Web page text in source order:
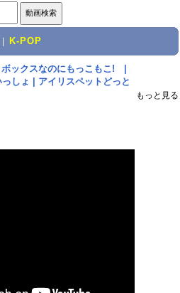
K-POP
ックスなのにもっこもこ! |
しょ | アイリスペットどっと
もっと見る